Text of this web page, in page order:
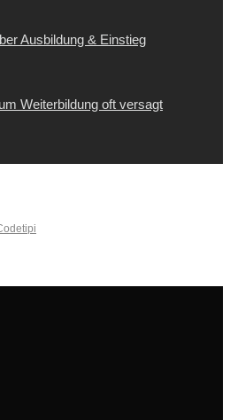
Ausbildung & Einstieg
Weiterbildung oft versagt